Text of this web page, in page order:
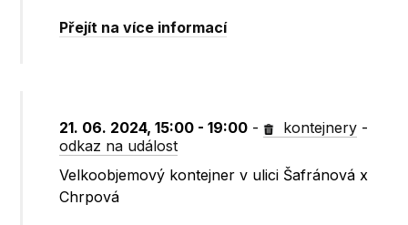
Přejít na více informací
21. 06. 2024, 15:00 - 19:00 - kontejnery -
odkaz na událost
Velkoobjemový kontejner v ulici Šafránová x
Chrpová